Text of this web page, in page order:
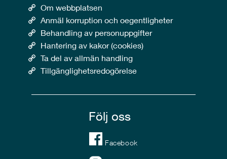
Om webbplatsen
Anmäl korruption och oegentligheter
Behandling av personuppgifter
Hantering av kakor (cookies)
Ta del av allmän handling
Tillgänglighetsredogörelse
Följ oss
Facebook